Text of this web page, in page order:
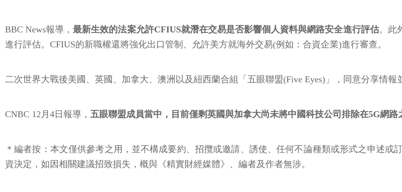
BBC News報導，最新生效的法案允許CFIUS就潛在交易是否影響個人資料與網路安全進行評估。此
進行評估。CFIUS的新職權還將強化出口管制、允許美方就海外交易(例如：合資企業)進行審查。
二次世界大戰後美國、英國、加拿大、澳洲以及紐西蘭合組「五眼聯盟(Five Eyes)」，同意分享情報
CNBC 12月4日報導， 五眼聯盟成員當中，目前僅剩英國與加拿大尚未將中國科技公司排除在5G網路
＊編者按：本文僅供參考之用，並不構成要約、招攬或邀請、誘使、任何不論種類或形式之申述
資決定，如因相關建議招致損失，概與《精實財經媒體》、編者及作者無涉。